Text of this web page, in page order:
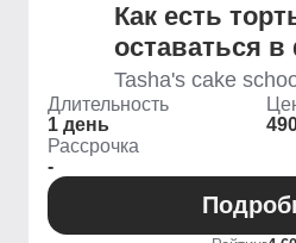
Как есть
оставаться
Tasha's cake
Длительность
1 день
Рассрочка
-